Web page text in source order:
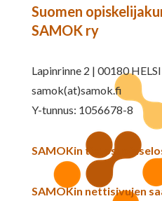
Suomen
SAMOK ry
Lapinrinne 2 | 00180
samok(at)samok.fi
Y-tunnus: 1056678-8
SAMOKin
SAMOKin nettisivujen